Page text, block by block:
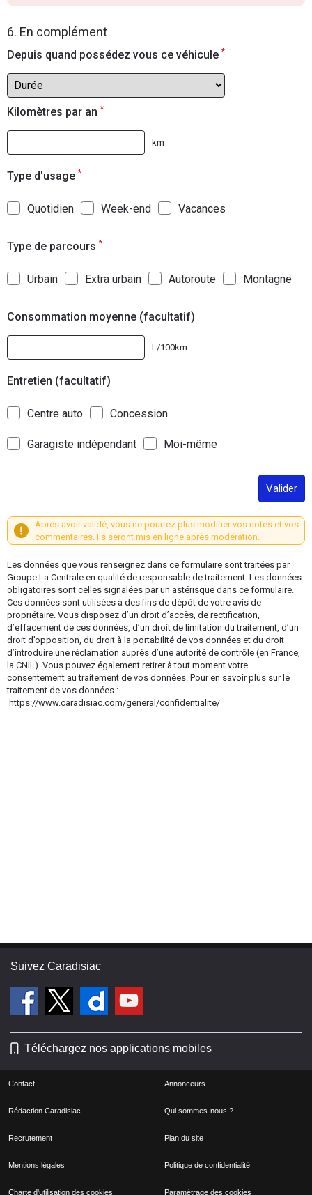
6. En complément
Depuis quand possédez vous ce véhicule *
Kilomètres par an *
km
Type d'usage *
Quotidien Week-end Vacances
Type de parcours *
Urbain Extra urbain Autoroute Montagne
Consommation moyenne (facultatif)
L/100km
Entretien (facultatif)
Centre auto Concession
Garagiste indépendant Moi-même
Valider
Après avoir validé, vous ne pourrez plus modifier vos notes et vos
commentaires. Ils seront mis en ligne après modération.
Les données que vous renseignez dans ce formulaire sont traitées par
Groupe La Centrale en qualité de responsable de traitement. Les données
obligatoires sont celles signalées par un astérisque dans ce formulaire.
Ces données sont utilisées à des fins de dépôt de votre avis de
propriétaire. Vous disposez d’un droit d’accès, de rectification,
d’effacement de ces données, d’un droit de limitation du traitement, d’un
droit d’opposition, du droit à la portabilité de vos données et du droit
d’introduire une réclamation auprès d’une autorité de contrôle (en France,
la CNIL). Vous pouvez également retirer à tout moment votre
consentement au traitement de vos données. Pour en savoir plus sur le
traitement de vos données :
https://www.caradisiac.com/general/confidentialite/
Suivez Caradisiac
Téléchargez nos applications mobiles
Contact Annonceurs
Rédaction Caradisiac Qui sommes-nous ?
Recrutement Plan du site
Mentions légales Politique de confidentialité
Charte d'utilisation des cookies Paramétrage des cookies